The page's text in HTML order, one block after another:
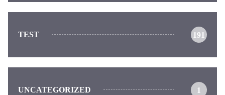
TEST 191
UNCATEGORIZED 1